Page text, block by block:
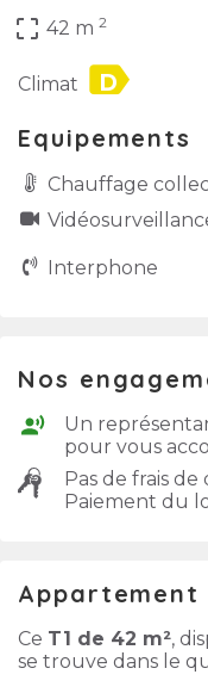
crop_free 42 m 2
Climat label
Equipements
Chauffage
Interphone
Nos
Un
pour vous
Pas de frais de
Paiement du
Appartement
Ce T1 de 42 m²,
se trouve dans le